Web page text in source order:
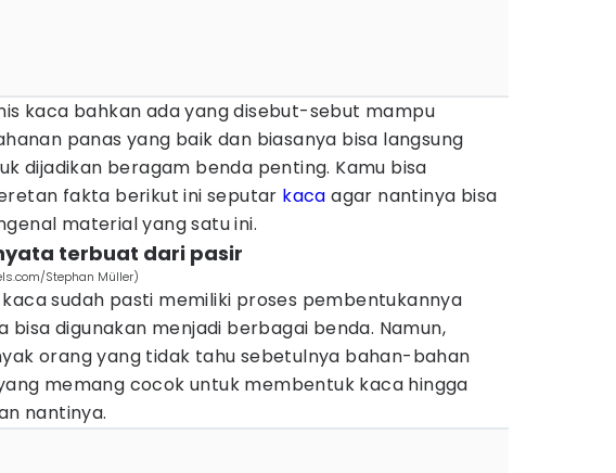
kaca bahkan ada yang disebut-sebut mampu
panas yang baik dan biasanya bisa langsung
dijadikan beragam benda penting. Kamu bisa
fakta berikut ini seputar kaca agar nantinya bisa
material yang satu ini.
terbuat dari pasir
Stephan Müller)
sudah pasti memiliki proses pembentukannya
bisa digunakan menjadi berbagai benda. Namun,
orang yang tidak tahu sebetulnya bahan-bahan
memang cocok untuk membentuk kaca hingga
nantinya.